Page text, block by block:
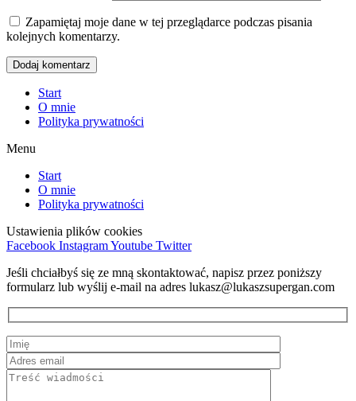
Zapamiętaj moje dane w tej przeglądarce podczas pisania
kolejnych komentarzy.
Start
O mnie
Polityka prywatności
Menu
Start
O mnie
Polityka prywatności
Ustawienia plików cookies
Facebook InstagramYoutube Twitter
Jeśli chciałbyś się ze mną skontaktować, napisz przez poniższy
formularz lub wyślij e-mail na adres lukasz@lukaszsupergan.com